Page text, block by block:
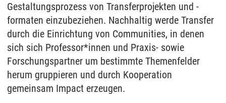
Gestaltungsprozess von Transferprojekten und -
formaten einzubeziehen. Nachhaltig werde Transfer
durch die Einrichtung von Communities, in denen
sich sich Professor*innen und Praxis- sowie
Forschungspartner um bestimmte Themenfelder
herum gruppieren und durch Kooperation
gemeinsam Impact erzeugen.